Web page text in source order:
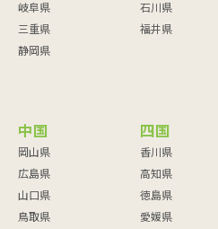
岐阜県
三重県
静岡県
石川県
福井県
中国
岡山県
広島県
山口県
鳥取県
四国
香川県
高知県
徳島県
愛媛県